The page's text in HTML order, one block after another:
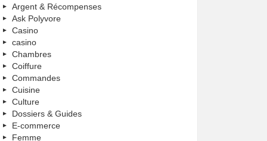
Argent & Récompenses
Ask Polyvore
Casino
casino
Chambres
Coiffure
Commandes
Cuisine
Culture
Dossiers & Guides
E-commerce
Femme